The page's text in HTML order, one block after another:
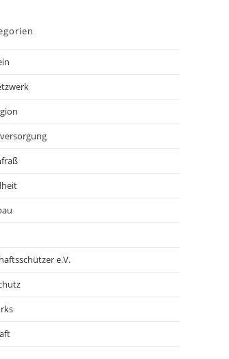
e.V.